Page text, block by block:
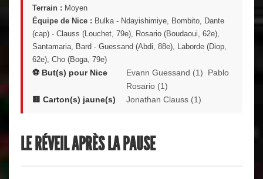
Terrain : Moyen
Équipe de Nice : Bulka - Ndayishimiye, Bombito, Dante
(cap) - Clauss (Louchet, 79e), Rosario (Boudaoui, 62e),
Santamaria, Bard - Guessand (Abdi, 88e), Laborde (Diop,
62e), Cho (Boga, 79e)
⚽ But(s) pour Nice
Evann Guessand (1) Pablo
Rosario (1)
🟨 Carton(s) jaune(s)
Jonathan Clauss (1)
LE RÉVEIL APRÈS LA PAUSE